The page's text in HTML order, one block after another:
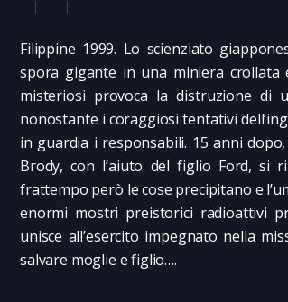
Filippine 1999. Lo scienziato
spora gigante in una miniera
misteriosi provoca la distruzione di
nonostante i coraggiosi tentativi
in guardia i responsabili. 15 anni
Brody, con l’aiuto del figlio Ford, si
frattempo però le cose precipitano e
enormi mostri preistorici radioattivi
unisce all’esercito impegnato nella
salvare moglie e figlio….